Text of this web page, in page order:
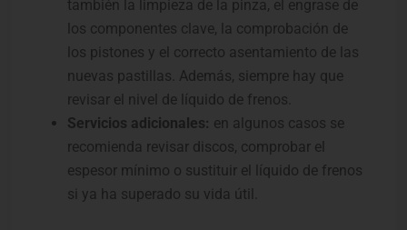
también la limpieza de la pinza, el engrase de
los componentes clave, la comprobación de
los pistones y el correcto asentamiento de las
nuevas pastillas. Además, siempre hay que
revisar el nivel de líquido de frenos.
Servicios adicionales: en algunos casos se
recomienda revisar discos, comprobar el
espesor mínimo o sustituir el líquido de frenos
si ya ha superado su vida útil.